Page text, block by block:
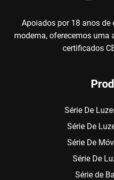
Apoiados por 18 anos de
moderna, oferecemos uma
certificados
Série De
Série De
Série De
Série De
Série de